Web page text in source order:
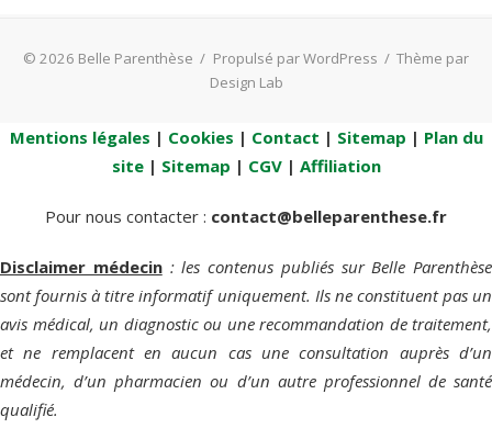
© 2026 Belle Parenthèse / Propulsé par WordPress / Thème par
Design Lab
Mentions légales | Cookies | Contact | Sitemap | Plan du
site| Sitemap | CGV| Affiliation
Pour nous contacter : contact@belleparenthese.fr
Disclaimer médecin: les contenus publiés sur Belle Parenthèse
sont fournis à titre informatif uniquement. Ils ne constituent pas un
avis médical, un diagnostic ou une recommandation de traitement,
et ne remplacent en aucun cas une consultation auprès d’un
médecin, d’un pharmacien ou d’un autre professionnel de santé
qualifié.